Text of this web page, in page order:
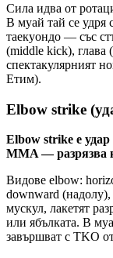
Сила идва от
В муай тай се удря
таекуондо — със
(middle kick), глава
спектакулярният
Етим).
Elbow strike
Elbow strike е
MMA — разрязва
Видове elbow:
downward (надолу),
мускул, лакетят
или ябълката. В
завършват с TKO